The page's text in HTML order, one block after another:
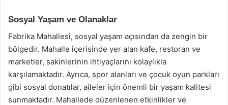
Sosyal Yaşam ve Olanaklar
Fabrika Mahallesi, sosyal yaşam açısından da zengin bir
bölgedir. Mahalle içerisinde yer alan kafe, restoran ve
marketler, sakinlerinin ihtiyaçlarını kolaylıkla
karşılamaktadır. Ayrıca, spor alanları ve çocuk oyun parkları
gibi sosyal donatılar, aileler için önemli bir yaşam kalitesi
sunmaktadır. Mahallede düzenlenen etkinlikler ve